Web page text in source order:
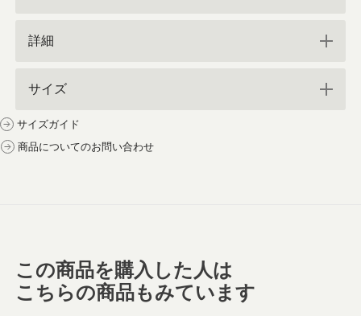
詳細
サイズ
サイズガイド
商品についてのお問い合わせ
この商品を購入した人は
こちらの商品もみています